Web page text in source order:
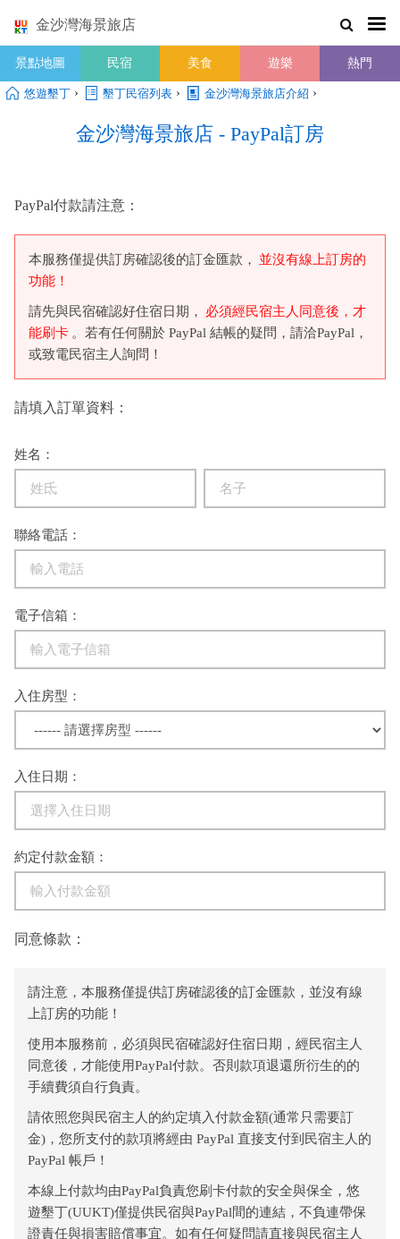
金沙灣海景旅店
景點地圖 民宿 美食 遊樂 熱門
悠遊墾丁 › 墾丁民宿列表 › 金沙灣海景旅店介紹 ›
金沙灣海景旅店 - PayPal訂房
PayPal付款請注意：
本服務僅提供訂房確認後的訂金匯款，
並沒有線上訂房的
功能！
請先與民宿確認好住宿日期，
必須經民宿主人同意後，才
能刷卡 。若有任何關於 PayPal 結帳的疑問，請洽PayPal，
或致電民宿主人詢問！
請填入訂單資料：
姓名：
聯絡電話：
電子信箱：
入住房型：
入住日期：
約定付款金額：
同意條款：
請注意，本服務僅提供訂房確認後的訂金匯款，並沒有線
上訂房的功能！
使用本服務前，必須與民宿確認好住宿日期，經民宿主人
同意後，才能使用PayPal付款。否則款項退還所衍生的的
手續費須自行負責。
請依照您與民宿主人的約定填入付款金額(通常只需要訂
金)，您所支付的款項將經由 PayPal 直接支付到民宿主人的
PayPal 帳戶！
本線上付款均由PayPal負責您刷卡付款的安全與保全，悠
遊墾丁(UUKT)僅提供民宿與PayPal間的連結，不負連帶保
證責任與損害賠償事宜。如有任何疑問請直接與民宿主人